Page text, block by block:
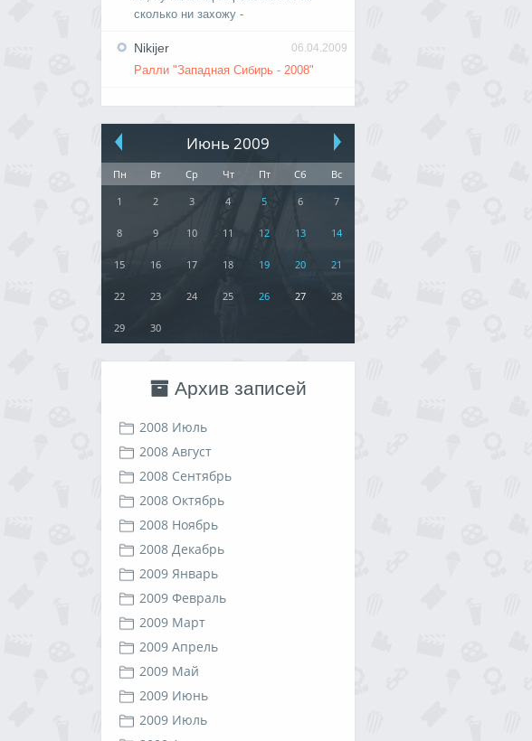
сколько ни захожу -
06.04.2009
Nikijer
Ралли "Западная Сибирь - 2008"
Июнь 2009
Пн Вт Ср Чт Пт Сб
Вс
1
2 3 4 5 6 7
8 9 10 11 12 13 14
15 16 17 18 19 20 21
22 23 24 25 26 27 28
29 30
Архив записей
2008 Июль
2008 Август
2008 Сентябрь
2008 Октябрь
2008 Ноябрь
2008 Декабрь
2009 Январь
2009 Февраль
2009 Март
2009 Апрель
2009 Май
2009 Июнь
2009 Июль